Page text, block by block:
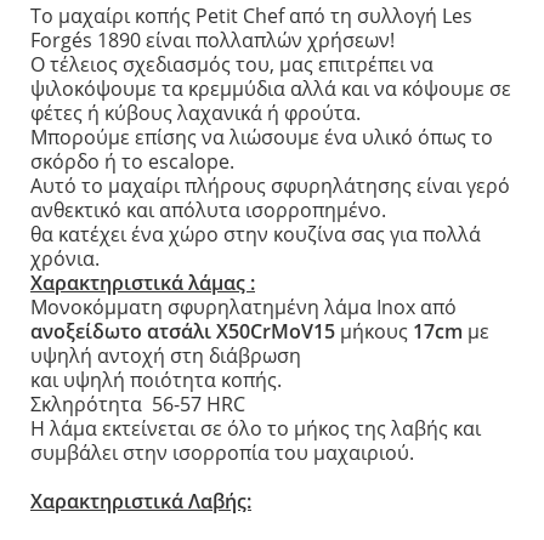
Το μαχαίρι κοπής Petit Chef από τη συλλογή Les
Forgés 1890 είναι πολλαπλών χρήσεων!
Ο τέλειος σχεδιασμός του, μας επιτρέπει να
ψιλοκόψουμε τα κρεμμύδια αλλά και να κόψουμε σε
φέτες ή κύβους λαχανικά ή φρούτα.
Μπορούμε επίσης να λιώσουμε ένα υλικό όπως το
σκόρδο ή το escalope.
Αυτό το μαχαίρι πλήρους σφυρηλάτησης είναι γερό
ανθεκτικό και απόλυτα ισορροπημένο.
θα κατέχει ένα χώρο στην κουζίνα σας για πολλά
χρόνια.
Χαρακτηριστικά λάμας :
Mονοκόμματη σφυρηλατημένη λάμα Inox από
ανοξείδωτο ατσάλι Χ50CrMoV15 μήκους 17cm με
υψηλή αντοχή στη διάβρωση
και υψηλή ποιότητα κοπής.
Σκληρότητα 56-57 HRC
Η λάμα εκτείνεται σε όλο το μήκος της λαβής και
συμβάλει στην ισορροπία του μαχαιριού.
Χαρακτηριστικά Λαβής: